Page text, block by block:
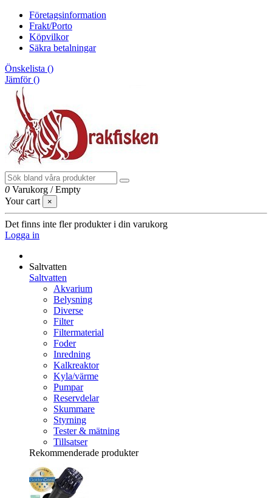
Företagsinformation
Frakt/Porto
Köpvilkor
Säkra betalningar
Önskelista ()
Jämför ()
0 Varukorg /Empty
Your cart
×
Det finns inte fler produkter i din varukorg
Logga in
Saltvatten
Saltvatten
Akvarium
Belysning
Diverse
Filter
Filtermaterial
Foder
Inredning
Kalkreaktor
Kyla/värme
Pumpar
Reservdelar
Skummare
Styrning
Tester & mätning
Tillsatser
Rekommenderade produkter